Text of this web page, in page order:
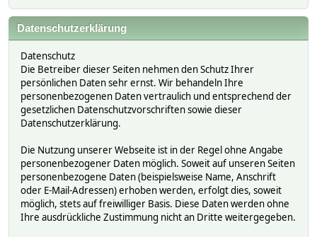
Datenschutzerklärung
Datenschutz
Die Betreiber dieser Seiten nehmen den Schutz Ihrer
persönlichen Daten sehr ernst. Wir behandeln Ihre
personenbezogenen Daten vertraulich und entsprechend der
gesetzlichen Datenschutzvorschriften sowie dieser
Datenschutzerklärung.
Die Nutzung unserer Webseite ist in der Regel ohne Angabe
personenbezogener Daten möglich. Soweit auf unseren Seiten
personenbezogene Daten (beispielsweise Name, Anschrift
oder E-Mail-Adressen) erhoben werden, erfolgt dies, soweit
möglich, stets auf freiwilliger Basis. Diese Daten werden ohne
Ihre ausdrückliche Zustimmung nicht an Dritte weitergegeben.